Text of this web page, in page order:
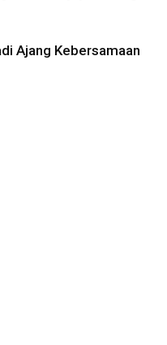
Ajang Kebersamaan